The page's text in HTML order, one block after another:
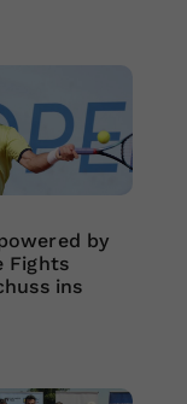
by
Fights
ins